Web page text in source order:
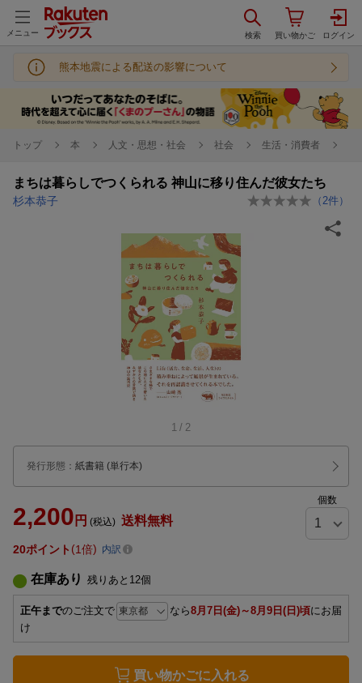
メニュー
熊本地震による配送の影響について
トップ 本 人文・思想・社会 社会 生活・消費者
まちは暮らしでつくられる 神山に移り住んだ彼女たち
杉本恭子 （ 2件）
1 / 2
発行形態 ： 紙書籍 (単行本)
2,200 円 (税込) 送料無料
個数
20ポイント 1倍 内訳
在庫あり 残りあと 12個
正午までのご注文で なら8月7日(金)～8月9日(日)頃にお届
け
買い物かごに入れる